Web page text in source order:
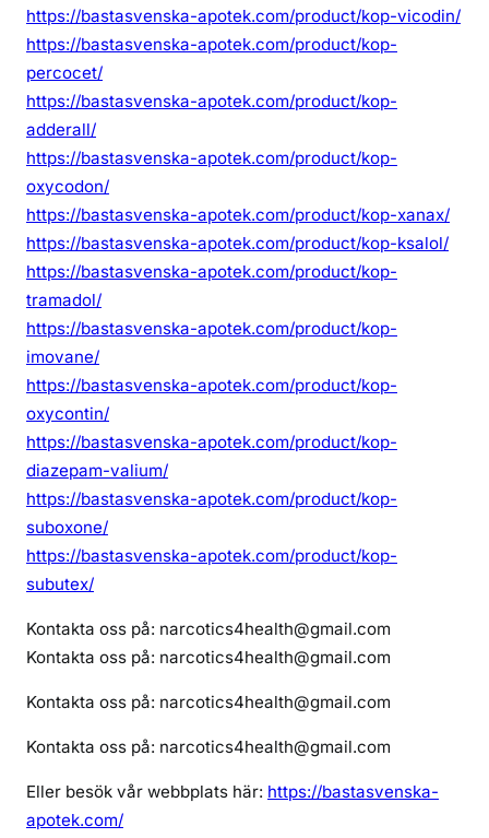
https://bastasvenska-apotek.com/product/kop-vicodin/
https://bastasvenska-apotek.com/product/kop-
percocet/
https://bastasvenska-apotek.com/product/kop-
adderall/
https://bastasvenska-apotek.com/product/kop-
oxycodon/
https://bastasvenska-apotek.com/product/kop-xanax/
https://bastasvenska-apotek.com/product/kop-ksalol/
https://bastasvenska-apotek.com/product/kop-
tramadol/
https://bastasvenska-apotek.com/product/kop-
imovane/
https://bastasvenska-apotek.com/product/kop-
oxycontin/
https://bastasvenska-apotek.com/product/kop-
diazepam-valium/
https://bastasvenska-apotek.com/product/kop-
suboxone/
https://bastasvenska-apotek.com/product/kop-
subutex/
Kontakta oss på: narcotics4health@gmail.com
Kontakta oss på: narcotics4health@gmail.com
Kontakta oss på: narcotics4health@gmail.com
Kontakta oss på: narcotics4health@gmail.com
Eller besök vår webbplats här: https://bastasvenska-
apotek.com/